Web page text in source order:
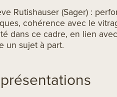
Rutishauser (Sager) :
cohérence avec le
dans ce cadre, en lien
un sujet à part.